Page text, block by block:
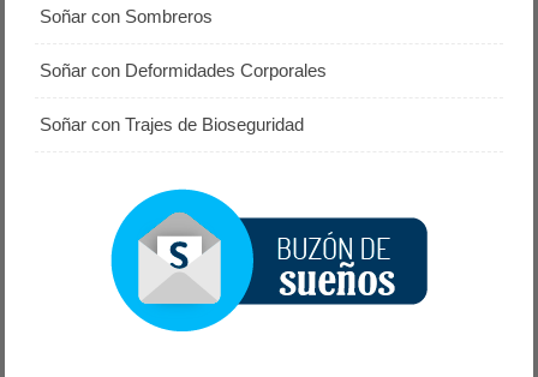
Soñar con Sombreros
Soñar con Deformidades Corporales
Soñar con Trajes de Bioseguridad